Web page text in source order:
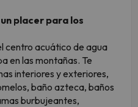
placer para los
centro acuático de agua
en las montañas. Te
interiores y exteriores,
baño azteca, baños
burbujeantes,